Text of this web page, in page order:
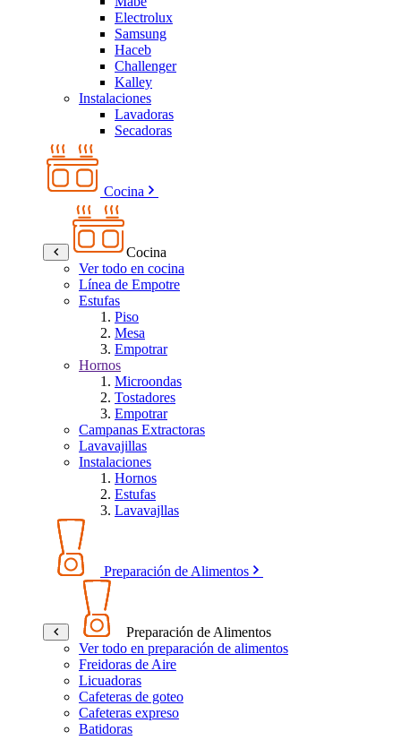
Electrolux
Samsung
Haceb
Challenger
Kalley
Instalaciones
Lavadoras
Secadoras
Cocina
Cocina
Ver todo en cocina
Línea de Empotre
Estufas
Piso
Mesa
Empotrar
Hornos
Microondas
Tostadores
Empotrar
Campanas Extractoras
Lavavajillas
Instalaciones
Hornos
Estufas
Lavavajllas
Preparación de Alimentos
Preparación de Alimentos
Ver todo en preparación de alimentos
Freidoras de Aire
Licuadoras
Cafeteras de goteo
Cafeteras expreso
Batidoras